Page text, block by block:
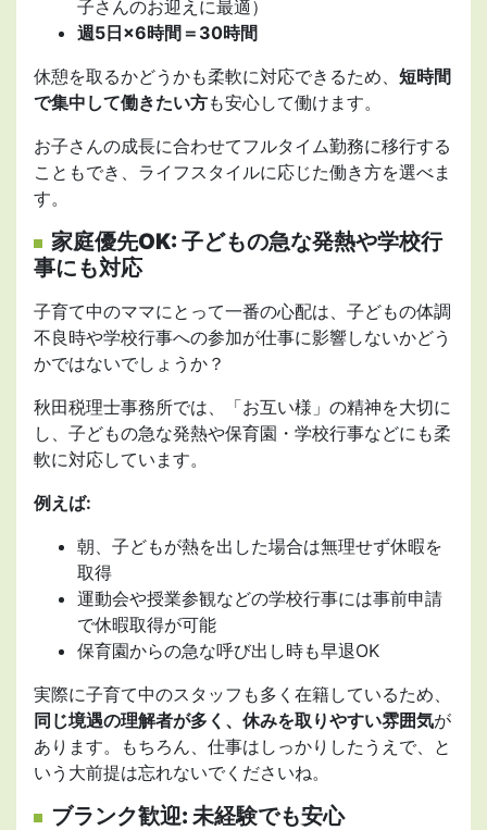
子さんのお迎えに最適）
週5日×6時間＝30時間
休憩を取るかどうかも柔軟に対応できるため、 短時間
で集中して働きたい方も安心して働けます。
お子さんの成長に合わせてフルタイム勤務に移行する
こともでき、ライフスタイルに応じた働き方を選べま
す。
家庭優先OK: 子どもの急な発熱や学校行
事にも対応
子育て中のママにとって一番の心配は、子どもの体調
不良時や学校行事への参加が仕事に影響しないかどう
かではないでしょうか？
秋田税理士事務所では、「お互い様」の精神を大切に
し、子どもの急な発熱や保育園・学校行事などにも柔
軟に対応しています。
例えば:
朝、子どもが熱を出した場合は無理せず休暇を
取得
運動会や授業参観などの学校行事には事前申請
で休暇取得が可能
保育園からの急な呼び出し時も早退OK
実際に子育て中のスタッフも多く在籍しているため、
同じ境遇の理解者が多く、休みを取りやすい雰囲気が
あります。もちろん、仕事はしっかりしたうえで、と
いう大前提は忘れないでくださいね。
ブランク歓迎: 未経験でも安心